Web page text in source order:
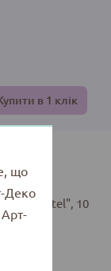
в 1 клік
Pastel", 10
що
Деко